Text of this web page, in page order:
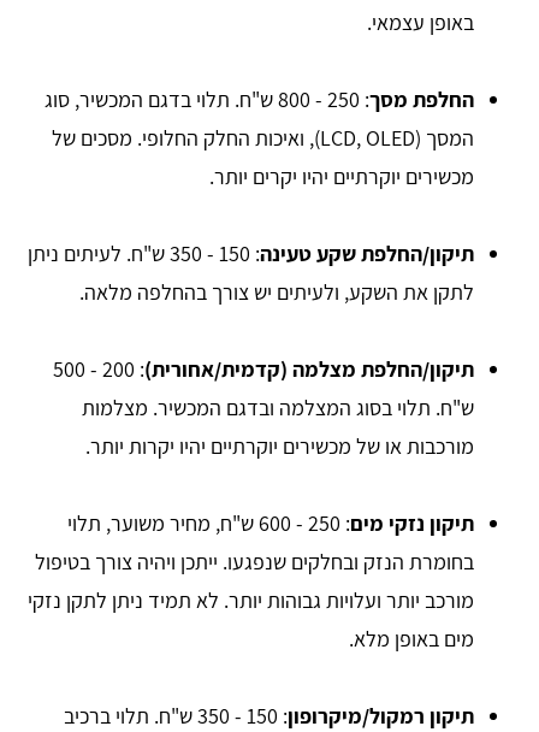
באופן עצמאי.
החלפת מסך
: 250 - 800 ש"ח. תלוי בדגם המכשיר, סוג
המסך (LCD, OLED), ואיכות החלק החלופי. מסכים של
מכשירים יוקרתיים יהיו יקרים יותר.
תיקון/החלפת שקע טעינה
: 150 - 350 ש"ח. לעיתים ניתן
לתקן את השקע, ולעיתים יש צורך בהחלפה מלאה.
תיקון/החלפת מצלמה (קדמית/אחורית)
: 200 - 500
ש"ח. תלוי בסוג המצלמה ובדגם המכשיר. מצלמות
מורכבות או של מכשירים יוקרתיים יהיו יקרות יותר.
תיקון נזקי מים
: 250 - 600 ש"ח, מחיר משוער, תלוי
בחומרת הנזק ובחלקים שנפגעו. ייתכן ויהיה צורך בטיפול
מורכב יותר ועלויות גבוהות יותר. לא תמיד ניתן לתקן נזקי
מים באופן מלא.
תיקון רמקול/מיקרופון
: 150 - 350 ש"ח. תלוי ברכיב